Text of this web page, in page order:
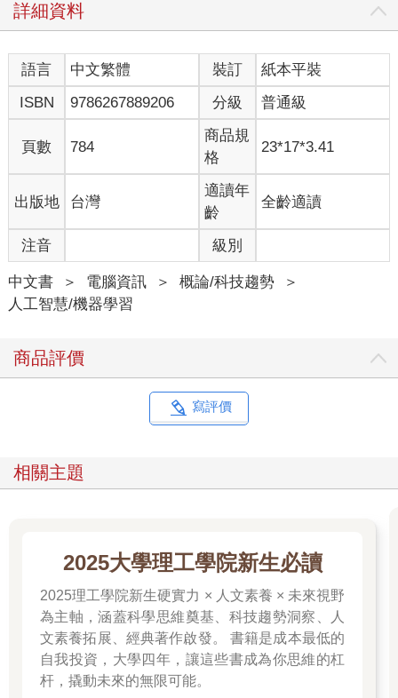
詳細資料
語言 中文繁體 裝訂
紙本平裝
ISBN
9786267889206 分級 普通級
頁數 784
商品規
格
23*17*3.41
出版地 台灣
適讀年
齡
全齡適讀
注音 級別
中文書 ＞ 電腦資訊 ＞ 概論/科技趨勢
＞
人工智慧/機器學習
商品評價
寫評價
相關主題
2025大學理工學院新生必讀
2025理工學院新生硬實力 × 人文素養 × 未來視野
為主軸，涵蓋科學思維奠基、科技趨勢洞察、人
文素養拓展、經典著作啟發。 書籍是成本最低的
自我投資，大學四年，讓這些書成為你思維的杠
杆，撬動未來的無限可能。